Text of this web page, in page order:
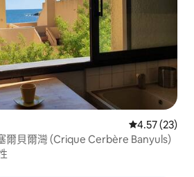
從 23 則評價
4.57 (23)
爾貝爾灣 (Crique Cerbère Banyuls)